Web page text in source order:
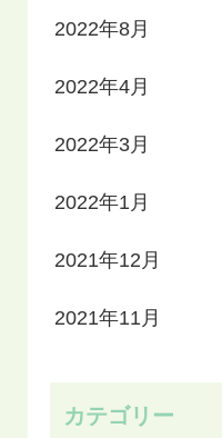
2022年8月
2022年4月
2022年3月
2022年1月
2021年12月
2021年11月
カテゴリー